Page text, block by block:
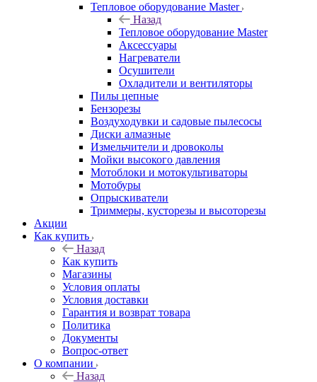
Тепловое оборудование Master
Назад
Тепловое оборудование Master
Аксессуары
Нагреватели
Осушители
Охладители и вентиляторы
Пилы цепные
Бензорезы
Воздуходувки и садовые пылесосы
Диски алмазные
Измельчители и дровоколы
Мойки высокого давления
Мотоблоки и мотокультиваторы
Мотобуры
Опрыскиватели
Триммеры, кусторезы и высоторезы
Акции
Как купить
Назад
Как купить
Магазины
Условия оплаты
Условия доставки
Гарантия и возврат товара
Политика
Документы
Вопрос-ответ
О компании
Назад